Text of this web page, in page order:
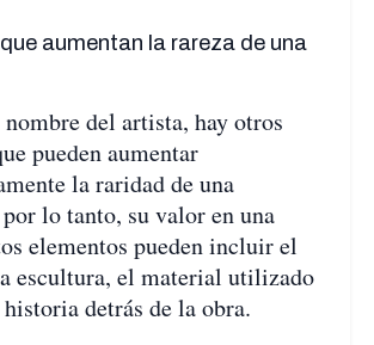
aumentan la rareza de una
del artista, hay otros
pueden aumentar
la raridad de una
lo tanto, su valor en una
elementos pueden incluir el
escultura, el material utilizado
detrás de la obra.